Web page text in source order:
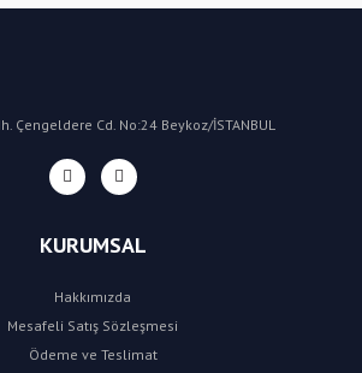
Çengeldere Cd. No:24 Beykoz/İSTANBUL
KURUMSAL
Hakkımızda
Mesafeli Satış Sözleşmesi
Ödeme ve Teslimat